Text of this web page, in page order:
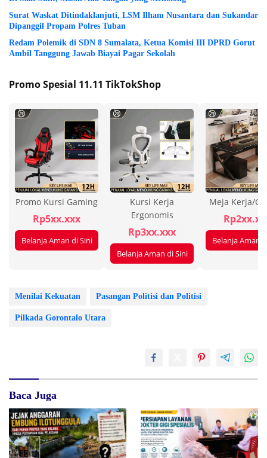
Surat Waskat Ditindaklanjuti, LSM Ilham Nusantara dan Sukandar
Dipanggil Propam Polres Tuban
Redam Polemik di SDN 8 Sumalata, Ketua Komisi III DPRD Gorut
Ambil Tanggung Jawab Biayai Pagar Sekolah
Promo Spesial 11.11 TikTokShop
Promo Kursi Gaming
Rp5xx.xxx
Belanja Aman di Sini
Kursi Kerja
Ergonomis
Rp3xx.xxx
Belanja Aman di Sini
Meja Kerja/
Belanja Aman
Menilai Kekuatan Pasangan Politisi dan Politisi
Pilkada Gorontalo Utara
Baca Juga